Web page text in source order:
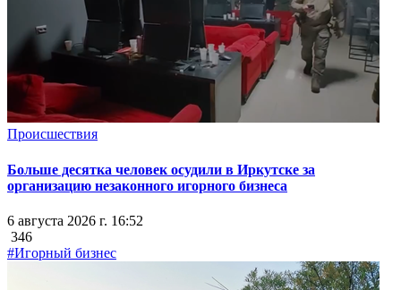
Происшествия
Больше десятка человек осудили в Иркутске за
организацию незаконного игорного бизнеса
6 августа 2026 г. 16:52
346
#Игорный бизнес